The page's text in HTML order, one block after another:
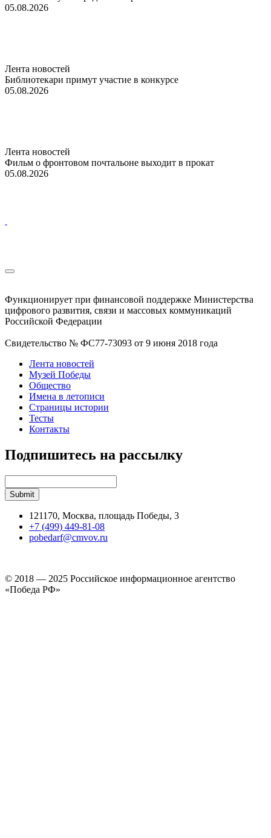
05.08.2026
Лента новостей
Библиотекари примут участие в конкурсе
05.08.2026
Лента новостей
Фильм о фронтовом почтальоне выходит в прокат
05.08.2026
Функционирует при финансовой поддержке Министерства
цифрового развития, связи и массовых коммуникаций
Российской Федерации
Свидетельство № ФС77-73093 от 9 июня 2018 года
Лента новостей
Музей Победы
Общество
Имена в летописи
Страницы истории
Тесты
Контакты
Подпишитесь на рассылку
121170, Москва, площадь Победы, 3
+7 (499) 449-81-08
pobedarf@cmvov.ru
© 2018 — 2025 Российское информационное агентство
«Победа РФ»